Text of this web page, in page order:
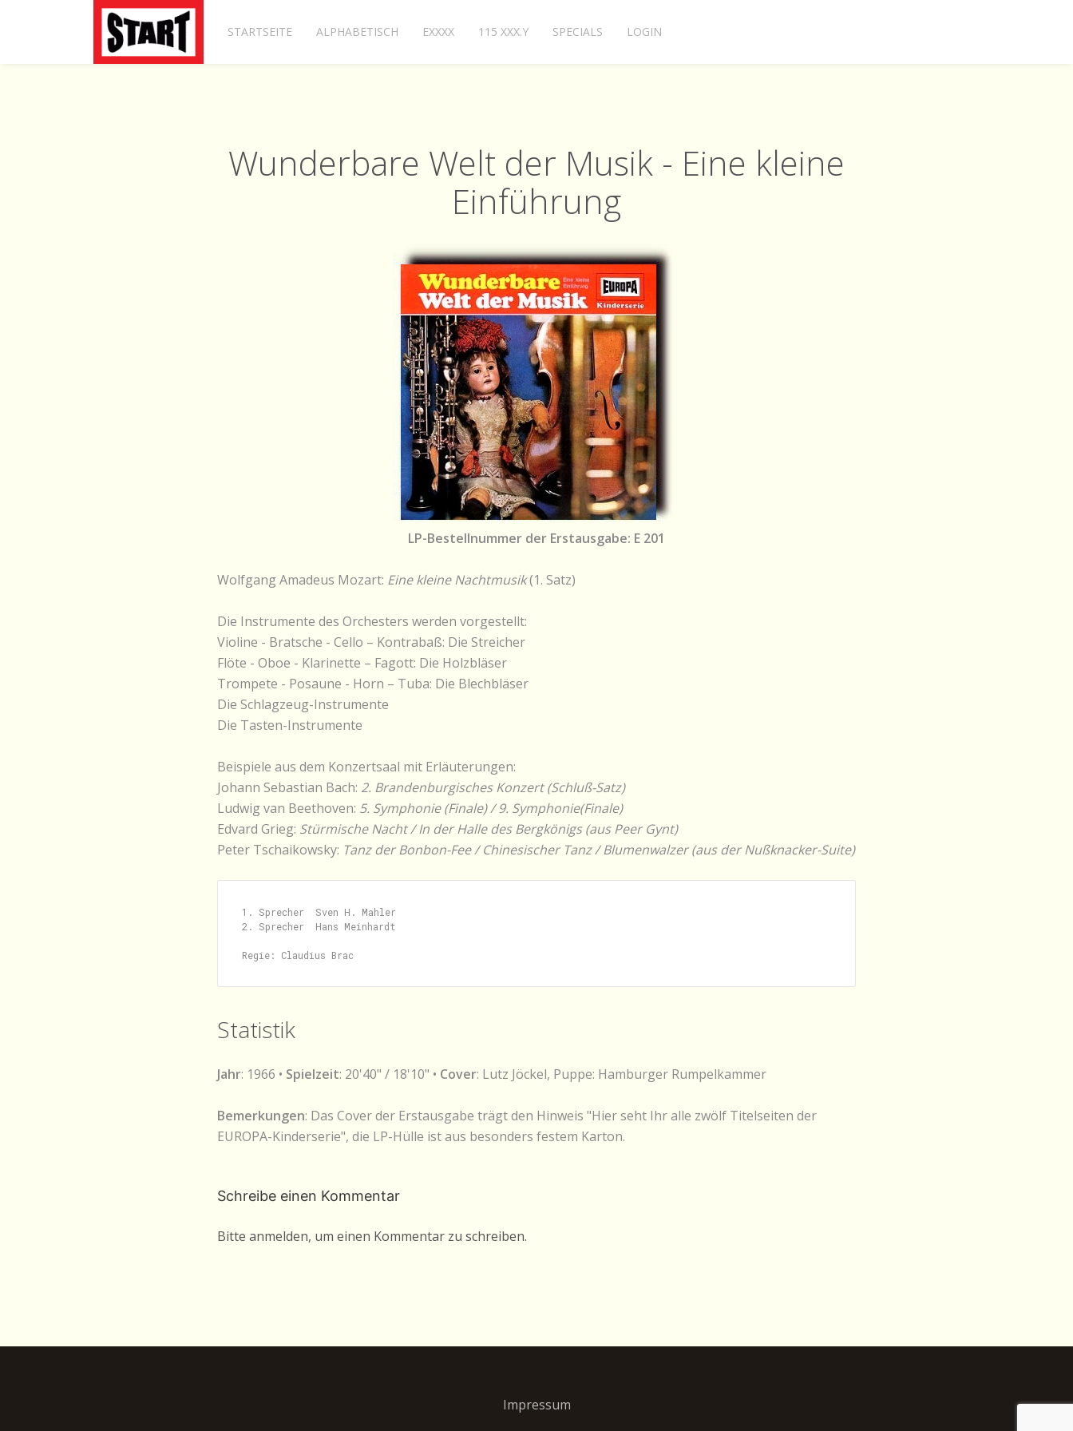
STARTSEITE ALPHABETISCH EXXXX 115 XXX.Y SPECIALS LOGIN
Wunderbare Welt der Musik - Eine kleine
Einführung
LP-Bestellnummer der Erstausgabe: E 201
Wolfgang Amadeus Mozart: Eine kleine Nachtmusik(1. Satz)
Die Instrumente des Orchesters werden vorgestellt:
Violine - Bratsche - Cello – Kontrabaß: Die Streicher
Flöte - Oboe - Klarinette – Fagott: Die Holzbläser
Trompete - Posaune - Horn – Tuba: Die Blechbläser
Die Schlagzeug-Instrumente
Die Tasten-Instrumente
Beispiele aus dem Konzertsaal mit Erläuterungen:
Johann Sebastian Bach: 2. Brandenburgisches Konzert (Schluß-Satz)
Ludwig van Beethoven: 5. Symphonie (Finale) / 9. Symphonie(Finale)
Edvard Grieg: Stürmische Nacht / In der Halle des Bergkönigs (aus Peer Gynt)
Peter Tschaikowsky: Tanz der Bonbon-Fee / Chinesischer Tanz / Blumenwalzer (aus der Nußknacker-Suite)
1. Sprecher  Sven H. Mahler
2. Sprecher  Hans Meinhardt
Statistik
Jahr: 1966 • Spielzeit: 20'40" / 18'10" • Cover: Lutz Jöckel, Puppe: Hamburger Rumpelkammer
Bemerkungen: Das Cover der Erstausgabe trägt den Hinweis "Hier seht Ihr alle zwölf Titelseiten der
EUROPA-Kinderserie", die LP-Hülle ist aus besonders festem Karton.
Schreibe einen Kommentar
Bitte anmelden, um einen Kommentar zu schreiben.
Impressum